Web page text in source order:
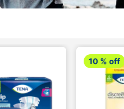
10 % off